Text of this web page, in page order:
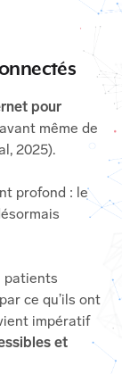
pour
avant même de
2025).
profond : le
patients
ce qu’ils ont
impératif
et